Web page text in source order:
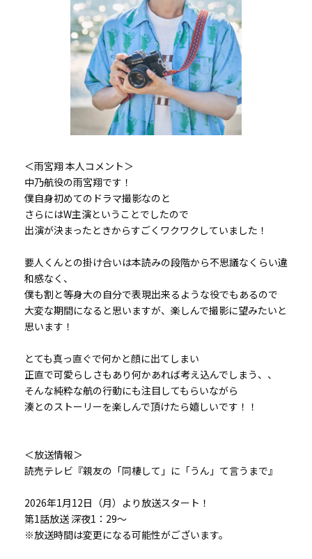
＜雨宮翔 本人コメント＞
中乃航役の雨宮翔です！
僕自身初めてのドラマ撮影なのと
さらにはW主演ということでしたので
出演が決まったときからすごくワクワクしていました！
要人くんとの掛け合いは本読みの段階から不思議なくらい違
和感なく、
僕も割と等身大の自分で表現出来るような役でもあるので
大変な期間になると思いますが、楽しんで撮影に望みたいと
思います！
とても真っ直ぐで何かと顔に出てしまい
正直で可愛らしさもあり何かあれば考え込んでしまう、、
そんな純粋な航の行動にも注目してもらいながら
湊とのストーリーを楽しんで頂けたら嬉しいです！！
＜放送情報＞
読売テレビ『親友の「同棲して」に「うん」て言うまで』
2026年1月12日（月）より放送スタート！
第1話放送 深夜1：29～
※放送時間は変更になる可能性がございます。